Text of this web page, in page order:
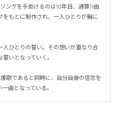
ングを手掛けるのは10年目、通算11曲
もとに制作され、一人ひとりが胸に
ひとりの誓い。その想いが重なり合
いとなっていく。
援歌であると同時に、自分自身の信念を
曲となっている。